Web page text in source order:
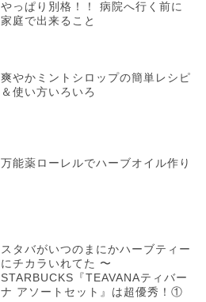
やっぱり別格！！ 病院へ行く前に
家庭で出来ること
爽やかミントシロップの簡単レシピ
＆使い方いろいろ
万能薬ローレルでハーブオイル作り
スタバがいつのまにかハーブティー
にチカラいれてた 〜
STARBUCKS『TEAVANAティバー
ナ アソートセット』は超優秀！①